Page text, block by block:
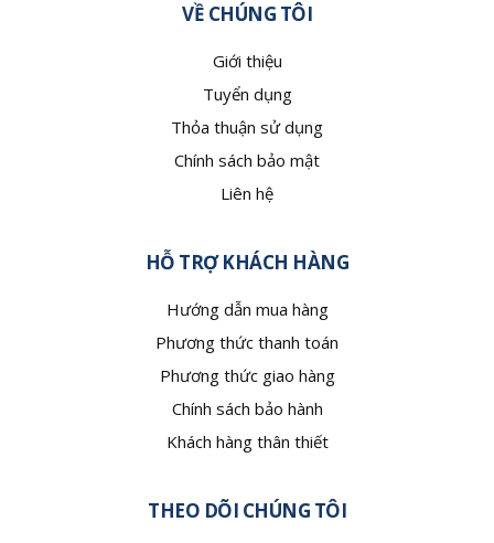
VỀ CHÚNG TÔI
Giới thiệu
Tuyển dụng
Thỏa thuận sử dụng
Chính sách bảo mật
Liên hệ
HỖ TRỢ KHÁCH HÀNG
Hướng dẫn mua hàng
Phương thức thanh toán
Phương thức giao hàng
Chính sách bảo hành
Khách hàng thân thiết
THEO DÕI CHÚNG TÔI